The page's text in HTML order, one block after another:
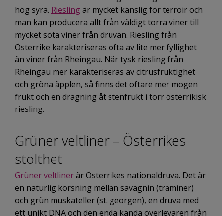
hög syra. Riesling är mycket känslig för terroir och
man kan producera allt från väldigt torra viner till
mycket söta viner från druvan. Riesling från
Österrike karakteriseras ofta av lite mer fyllighet
än viner från Rheingau. När tysk riesling från
Rheingau mer karakteriseras av citrusfruktighet
och gröna äpplen, så finns det oftare mer mogen
frukt och en dragning åt stenfrukt i torr österrikisk
riesling.
Grüner veltliner – Österrikes
stolthet
Grüner veltlinerär Österrikes nationaldruva. Det är
en naturlig korsning mellan savagnin (traminer)
och grün muskateller (st. georgen), en druva med
ett unikt DNA och den enda kända överlevaren från